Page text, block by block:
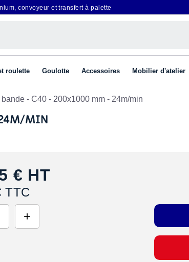
convoyeur et transfert à palette
roulette Goulotte Accessoires Mobilier d'atelier
- C40 - 200x1000 mm - 24m/min
MIN
€ HT
TTC